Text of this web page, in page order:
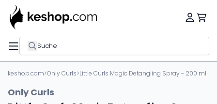
Suche
keshop.com>Only Curls>Little Curls Magic Detangling Spray - 200 ml
Only Curls